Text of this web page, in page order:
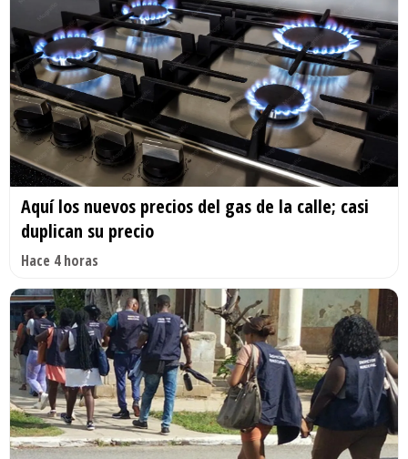
Aquí los nuevos precios del gas de la calle; casi
duplican su precio
Hace 4 horas